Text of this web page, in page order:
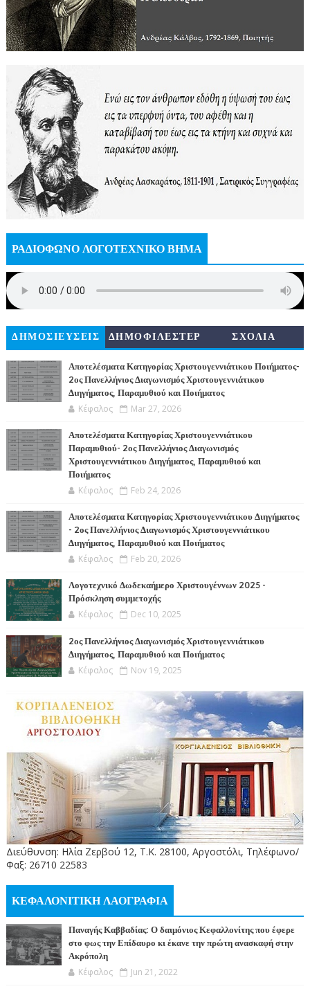
ΡΑΔΙΟΦΩΝΟ ΛΟΓΟΤΕΧΝΙΚΟ ΒΗΜΑ
ΔΗΜΟΣΙΕΥΣΕΙΣ
ΔΗΜΟΦΙΛΕΣΤΕΡ
ΣΧΟΛΙΑ
Αποτελέσματα Κατηγορίας Χριστουγεννιάτικου Ποιήματος-
2ος Πανελλήνιος Διαγωνισμός Χριστουγεννιάτικου
Διηγήματος, Παραμυθιού και Ποιήματος
Κέφαλος Mar 27, 2026
Αποτελέσματα Κατηγορίας Χριστουγεννιάτικου
Παραμυθιού- 2ος Πανελλήνιος Διαγωνισμός
Χριστουγεννιάτικου Διηγήματος, Παραμυθιού και
Ποιήματος
Κέφαλος Feb 24, 2026
Αποτελέσματα Κατηγορίας Χριστουγεννιάτικου Διηγήματος
- 2ος Πανελλήνιος Διαγωνισμός Χριστουγεννιάτικου
Διηγήματος, Παραμυθιού και Ποιήματος
Κέφαλος Feb 20, 2026
Λογοτεχνικό Δωδεκαήμερο Χριστουγέννων 2025 -
Πρόσκληση συμμετοχής
Κέφαλος Dec 10, 2025
2ος Πανελλήνιος Διαγωνισμός Χριστουγεννιάτικου
Διηγήματος, Παραμυθιού και Ποιήματος
Κέφαλος Nov 19, 2025
Διεύθυνση: Ηλία Ζερβού 12, Τ.Κ. 28100, Αργοστόλι, Τηλέφωνο/
Φαξ: 26710 22583
ΚΕΦΑΛΟΝΙΤΙΚΗ ΛΑΟΓΡΑΦΙΑ
Παναγής Καββαδίας: Ο δαιμόνιος Κεφαλλονίτης που έφερε
στο φως την Επίδαυρο κι έκανε την πρώτη ανασκαφή στην
Ακρόπολη
Κέφαλος Jun 21, 2022